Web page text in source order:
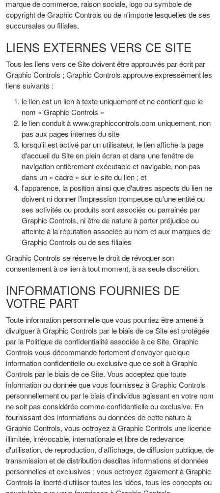
marque de commerce, raison sociale, logo ou symbole de
copyright de Graphic Controls ou de n'importe lesquelles de ses
succursales ou filiales.
LIENS EXTERNES VERS CE SITE
Tous les liens vers ce Site doivent être approuvés par écrit par
Graphic Controls ; Graphic Controls approuve expressément les
liens suivants :
le lien est un lien à texte uniquement et ne contient que le
nom « Graphic Controls »
le lien conduit à www.graphiccontrols.com uniquement, non
pas aux pages internes du site
lorsqu'il est activé par un utilisateur, le lien affiche la page
d'accueil du Site en plein écran et dans une fenêtre de
navigation entièrement exécutable et navigable, non pas
dans un « cadre » sur le site du lien ; et
l'apparence, la position ainsi que d'autres aspects du lien ne
doivent ni donner l'impression trompeuse qu'une entité ou
ses activités ou produits sont associés ou parrainés par
Graphic Controls, ni être de nature à porter préjudice ou
atteinte à la réputation associée au nom et aux marques de
Graphic Controls ou de ses filiales
Graphic Controls se réserve le droit de révoquer son
consentement à ce lien à tout moment, à sa seule discrétion.
INFORMATIONS FOURNIES DE
VOTRE PART
Toute information personnelle que vous pourriez être amené à
divulguer à Graphic Controls par le biais de ce Site est protégée
par la Politique de confidentialité associée à ce Site. Graphic
Controls vous décommande fortement d'envoyer quelque
information confidentielle ou exclusive que ce soit à Graphic
Controls par le biais de ce Site. Vous acceptez que toute
information ou donnée que vous fournissez à Graphic Controls
personnellement ou par le biais d'individus agissant en votre nom
ne soit pas considérée comme confidentielle ou exclusive. En
fournissant des informations ou données de cette nature à
Graphic Controls, vous octroyez à Graphic Controls une licence
illimitée, irrévocable, internationale et libre de redevance
d'utilisation, de reproduction, d'affichage, de diffusion publique, de
transmission et de distribution desdites informations et données
personnelles et exclusives ; vous octroyez également à Graphic
Controls la liberté d'utiliser toutes les idées, tous les concepts ou